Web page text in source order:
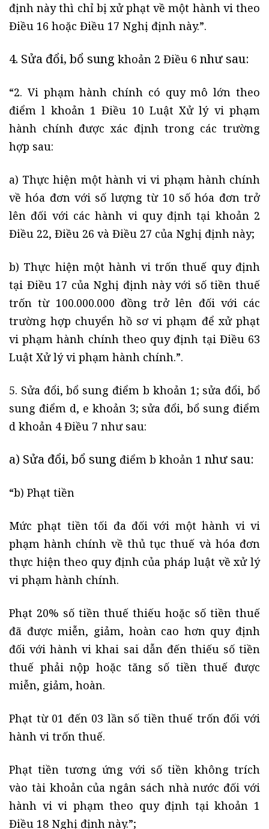
định này thì chỉ bị xử phạt về một hành vi theo
Điều 16 hoặc Điều 17 Nghị định này.”.
4. Sửa đổi, bổ sung khoản 2 Điều 6 như sau:
“2. Vi phạm hành chính có quy mô lớn theo
điểm l khoản 1 Điều 10 Luật Xử lý vi phạm
hành chính được xác định trong các trường
hợp sau:
a) Thực hiện một hành vi vi phạm hành chính
về hóa đơn với số lượng từ 10 số hóa đơn trở
lên đối với các hành vi quy định tại khoản 2
Điều 22, Điều 26 và Điều 27 của Nghị định này;
b) Thực hiện một hành vi trốn thuế quy định
tại Điều 17 của Nghị định này với số tiền thuế
trốn từ 100.000.000 đồng trở lên đối với các
trường hợp chuyển hồ sơ vi phạm để xử phạt
vi phạm hành chính theo quy định tại Điều 63
Luật Xử lý vi phạm hành chính.”.
5. Sửa đổi, bổ sung điểm b khoản 1; sửa đổi, bổ
sung điểm d, e khoản 3; sửa đổi, bổ sung điểm
d khoản 4 Điều 7 như sau:
a) Sửa đổi, bổ sung điểm b khoản 1 như sau:
“b) Phạt tiền
Mức phạt tiền tối đa đối với một hành vi vi
phạm hành chính về thủ tục thuế và hóa đơn
thực hiện theo quy định của pháp luật về xử lý
vi phạm hành chính.
Phạt 20% số tiền thuế thiếu hoặc số tiền thuế
đã được miễn, giảm, hoàn cao hơn quy định
đối với hành vi khai sai dẫn đến thiếu số tiền
thuế phải nộp hoặc tăng số tiền thuế được
miễn, giảm, hoàn.
Phạt từ 01 đến 03 lần số tiền thuế trốn đối với
hành vi trốn thuế.
Phạt tiền tương ứng với số tiền không trích
vào tài khoản của ngân sách nhà nước đối với
hành vi vi phạm theo quy định tại khoản 1
Điều 18 Nghị định này.”;